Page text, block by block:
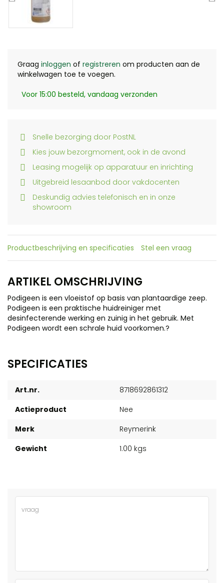
Graag inloggen of registreren om producten aan de
winkelwagen toe te voegen.
Voor 15:00 besteld, vandaag verzonden
Snelle bezorging door PostNL
Kies jouw bezorgmoment, ook in de avond
Leasing mogelijk op apparatuur en inrichting
Uitgebreid lesaanbod door vakdocenten
Deskundig advies telefonisch en in onze
showroom
Productbeschrijving en specificaties Stel een vraag
ARTIKEL OMSCHRIJVING
Podigeen is een vloeistof op basis van plantaardige zeep.
Podigeen is een praktische huidreiniger met
desinfecterende werking en zuinig in het gebruik. Met
Podigeen wordt een schrale huid voorkomen.?
SPECIFICATIES
Art.nr.
8718692861312
Actieproduct
Nee
Merk
Reymerink
Gewicht
1.00 kgs